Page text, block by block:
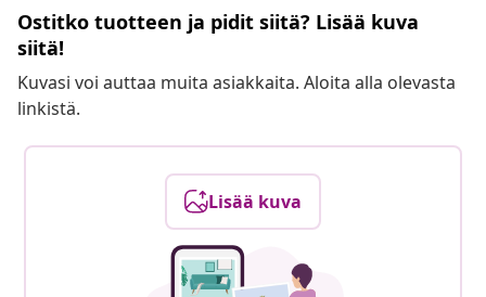
Ostitko tuotteen ja pidit siitä? Lisää kuva
siitä!
Kuvasi voi auttaa muita asiakkaita. Aloita alla olevasta
linkistä.
Lisää kuva